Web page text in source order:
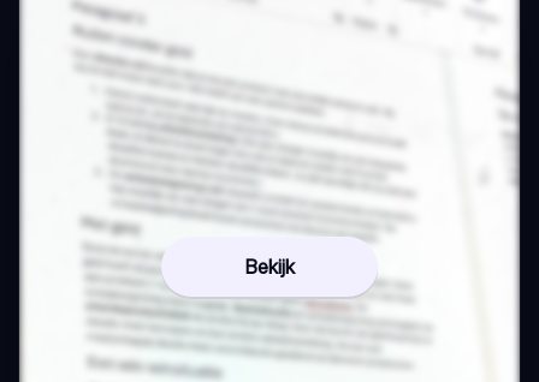
Bekijk